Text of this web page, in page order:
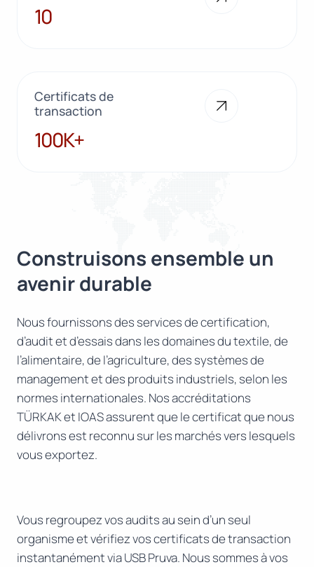
10
10
Certificats de
transaction
100K+
100K+
Construisons ensemble un
avenir durable
Nous fournissons des services de certification,
d’audit et d’essais dans les domaines du textile, de
l’alimentaire, de l’agriculture, des systèmes de
management et des produits industriels, selon les
normes internationales. Nos accréditations
TÜRKAK et IOAS assurent que le certificat que nous
délivrons est reconnu sur les marchés vers lesquels
vous exportez.
Vous regroupez vos audits au sein d’un seul
organisme et vérifiez vos certificats de transaction
instantanément via USB Pruva. Nous sommes à vos